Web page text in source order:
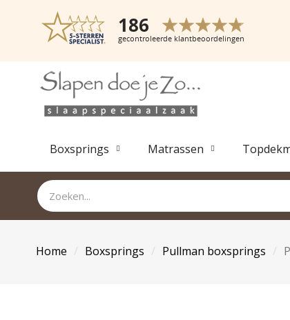
Boxsprings Matrassen
Home Boxsprings Pullman boxsprings